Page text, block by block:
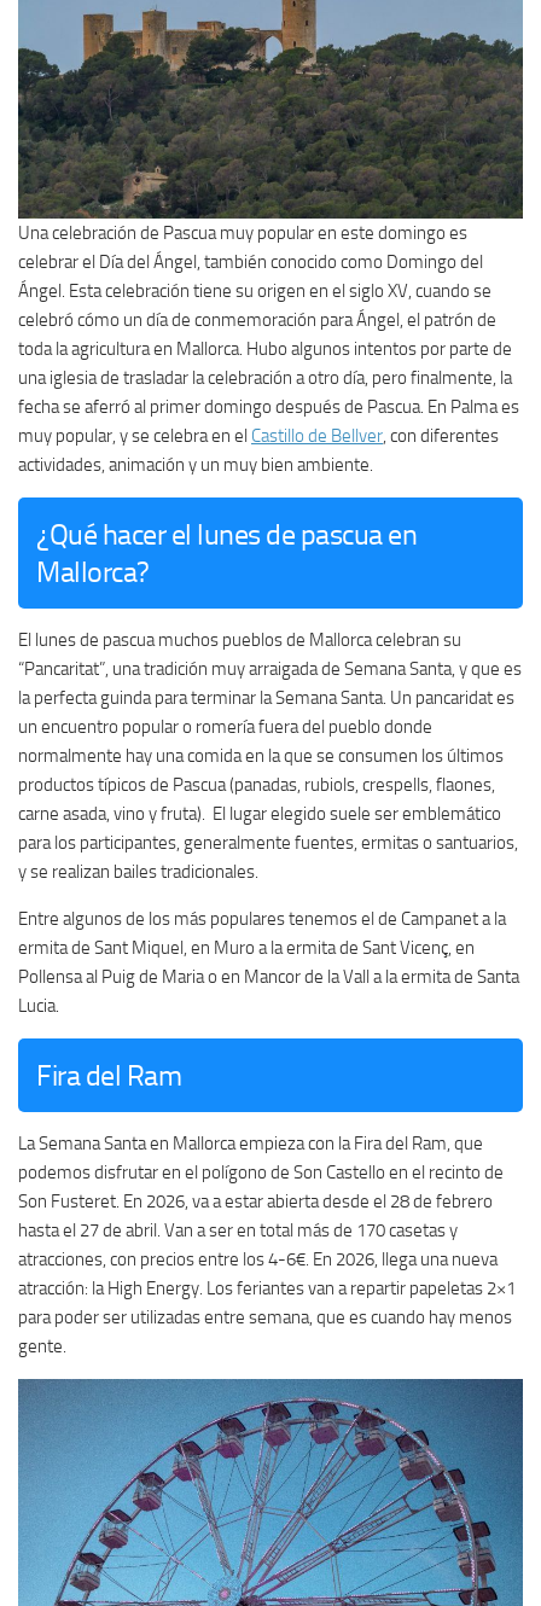
Una celebración de Pascua muy popular en este domingo es
celebrar el Día del Ángel, también conocido como Domingo del
Ángel. Esta celebración tiene su origen en el siglo XV, cuando se
celebró cómo un día de conmemoración para Ángel, el patrón de
toda la agricultura en Mallorca. Hubo algunos intentos por parte de
una iglesia de trasladar la celebración a otro día, pero finalmente, la
fecha se aferró al primer domingo después de Pascua. En Palma es
muy popular, y se celebra en el Castillo de Bellver, con diferentes
actividades, animación y un muy bien ambiente.
¿Qué hacer el lunes de pascua en
Mallorca?
El lunes de pascua muchos pueblos de Mallorca celebran su
“Pancaritat”, una tradición muy arraigada de Semana Santa, y que es
la perfecta guinda para terminar la Semana Santa. Un pancaridat es
un encuentro popular o romería fuera del pueblo donde
normalmente hay una comida en la que se consumen los últimos
productos típicos de Pascua (panadas, rubiols, crespells, flaones,
carne asada, vino y fruta). El lugar elegido suele ser emblemático
para los participantes, generalmente fuentes, ermitas o santuarios,
y se realizan bailes tradicionales.
Entre algunos de los más populares tenemos el de Campanet a la
ermita de Sant Miquel, en Muro a la ermita de Sant Vicenç, en
Pollensa al Puig de Maria o en Mancor de la Vall a la ermita de Santa
Lucia.
Fira del Ram
La Semana Santa en Mallorca empieza con la Fira del Ram, que
podemos disfrutar en el polígono de Son Castello en el recinto de
Son Fusteret. En 2026, va a estar abierta desde el 28 de febrero
hasta el 27 de abril. Van a ser en total más de 170 casetas y
atracciones, con precios entre los 4-6€. En 2026, llega una nueva
atracción: la High Energy. Los feriantes van a repartir papeletas 2×1
para poder ser utilizadas entre semana, que es cuando hay menos
gente.